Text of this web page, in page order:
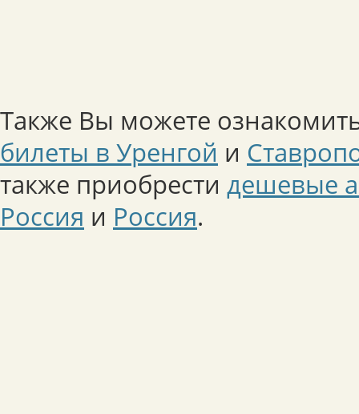
Также Вы можете
билеты в Уренгой и
также приобрести дешевые
Россия и Россия.